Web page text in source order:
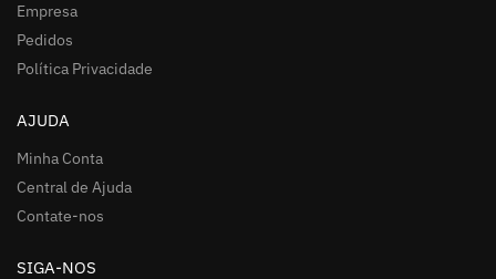
Empresa
Pedidos
Política Privacidade
AJUDA
Minha Conta
Central de Ajuda
Contate-nos
SIGA-NOS